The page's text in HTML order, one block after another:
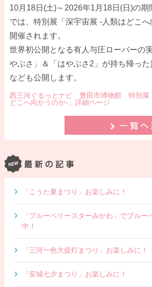
10月18日(土)～2026年1月18日(日)の期
では、特別展「深宇宙展 -人類はどこ
開催されます。
世界初公開となる有人与圧ローバーの
やぶさ」＆「はやぶさ2」が持ち帰っ
なども公開します。
西三河ぐるっとナビ 豊田市博物館 特別展
どこへ向かうのか-」詳細ページ
「こうた夏まつり」お楽しみに！
「ブルーベリースターみかわ」でブルー
中！
「三河一色大提灯まつり」お楽しみに！
「安城七夕まつり」お楽しみに！